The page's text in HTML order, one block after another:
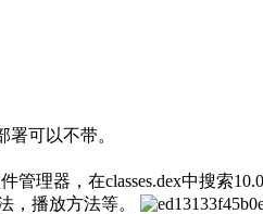
署可以不带。
理器，在classes.dex中搜索
，播放方法等。